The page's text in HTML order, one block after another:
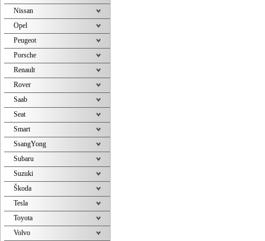
Nissan
Opel
Peugeot
Porsche
Renault
Rover
Saab
Seat
Smart
SsangYong
Subaru
Suzuki
Škoda
Tesla
Toyota
Volvo